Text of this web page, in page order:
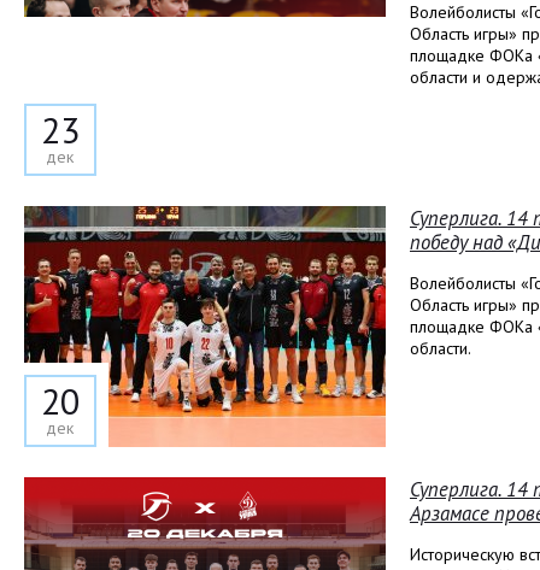
23
дек
Волейболисты
Область игры»
площадке ФОКа
области и
20
дек
Суперлига. 14
победу над
Волейболисты
Область игры»
площадке ФОКа
области.
Суперлига.
Арзамасе
Историческую